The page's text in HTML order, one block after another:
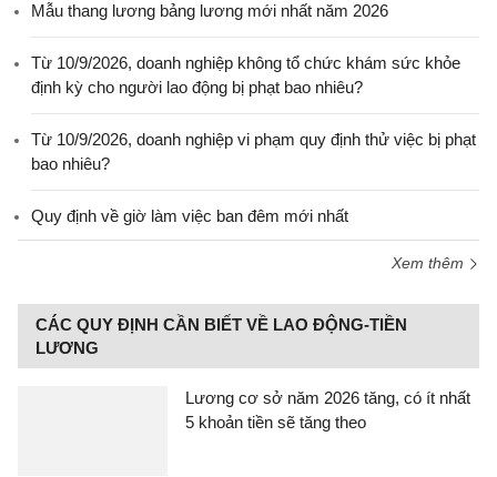
Mẫu thang lương bảng lương mới nhất năm 2026
Từ 10/9/2026, doanh nghiệp không tổ chức khám sức khỏe
định kỳ cho người lao động bị phạt bao nhiêu?
Từ 10/9/2026, doanh nghiệp vi phạm quy định thử việc bị phạt
bao nhiêu?
Quy định về giờ làm việc ban đêm mới nhất
Xem thêm
CÁC QUY ĐỊNH CẦN BIẾT VỀ LAO ĐỘNG-TIỀN
LƯƠNG
Lương cơ sở năm 2026 tăng, có ít nhất
5 khoản tiền sẽ tăng theo